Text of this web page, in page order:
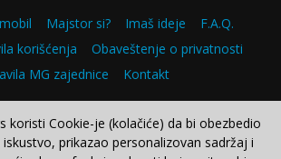
Majstor si? Imaš ideje
F.A.Q.
korišćenja
Obaveštenje o privatnosti
MG zajednice
Kontakt
Copyright © 2000–2026.
koristi Cookie-je (kolačiće) da bi obezbedio
prikazao personalizovan sadržaj i